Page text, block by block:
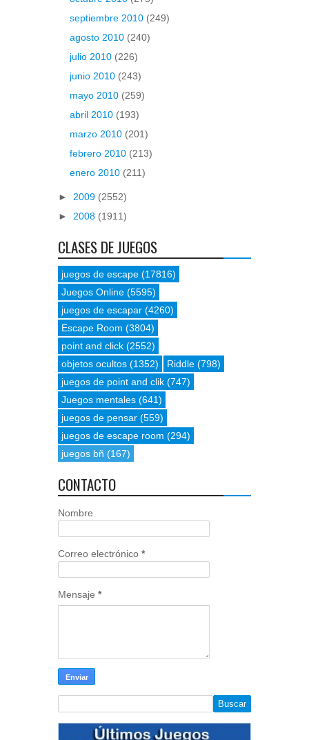
septiembre 2010 (249)
agosto 2010 (240)
julio 2010 (226)
junio 2010 (243)
mayo 2010 (259)
abril 2010 (193)
marzo 2010 (201)
febrero 2010 (213)
enero 2010 (211)
► 2009 (2552)
► 2008 (1911)
CLASES DE JUEGOS
juegos de escape (17816)
Juegos Online (5595)
juegos de escapar (4260)
Escape Room (3804)
point and click (2552)
objetos ocultos (1352) Riddle (798)
juegos de point and clik (747)
Juegos mentales (641)
juegos de pensar (559)
juegos de escape room (294)
juegos bñ (167)
CONTACTO
Nombre
Correo electrónico *
Mensaje *